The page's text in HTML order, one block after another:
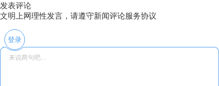
发表评论
文明上网理性发言，请遵守新闻评论服务协议
登录